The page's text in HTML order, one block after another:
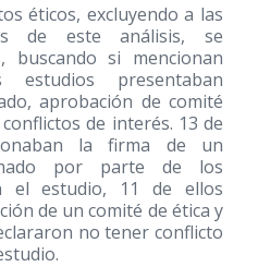
éticos, excluyendo a las
de este análisis, se
buscando si mencionan
presentaban
aprobación de comité
de interés. 13 de
la firma de un
por parte de los
el estudio, 11 de ellos
de un comité de ética y
no tener conflicto